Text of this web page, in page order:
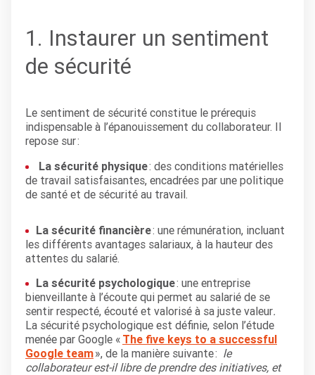
1. Instaurer un sentiment
de sécurité
Le sentiment de sécurité constitue le prérequis
indispensable à l’épanouissement du collaborateur. Il
repose sur :
La sécurité physique: des conditions matérielles
de travail satisfaisantes, encadrées par une politique
de santé et de sécurité au travail.
La sécurité financière: une rémunération, incluant
les différents avantages salariaux, à la hauteur des
attentes du salarié.
La sécurité psychologique: une entreprise
bienveillante à l’écoute qui permet au salarié de se
sentir respecté, écouté et valorisé à sa juste valeur.
La sécurité psychologique est définie, selon l’étude
menée par Google « The five keys to a successful
Google team», de la manière suivante : le
collaborateur est-il libre de prendre des initiatives, et